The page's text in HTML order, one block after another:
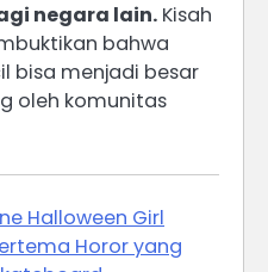
negara lain. Kisah
bahwa
bisa menjadi besar
oleh komunitas
Halloween Girl
Horor yang